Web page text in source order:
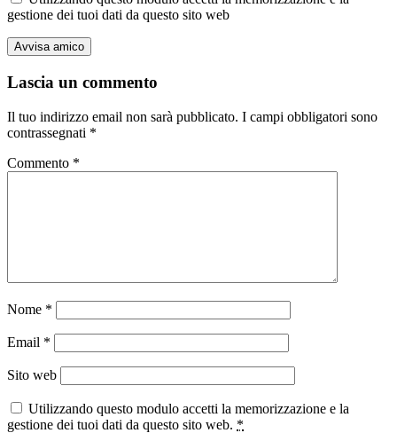
gestione dei tuoi dati da questo sito web
Lascia un commento
Il tuo indirizzo email non sarà pubblicato. I campi obbligatori sono
contrassegnati *
Commento *
Nome *
Email *
Sito web
Utilizzando questo modulo accetti la memorizzazione e la
gestione dei tuoi dati da questo sito web. *